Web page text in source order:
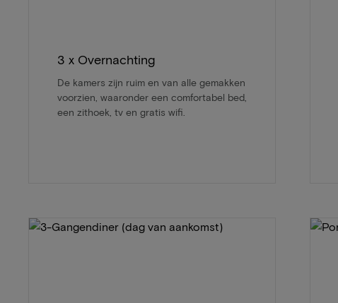
3 x Overnachting
De kamers zijn ruim en van alle gemakken
voorzien, waaronder een comfortabel bed,
een zithoek, tv en gratis wifi.